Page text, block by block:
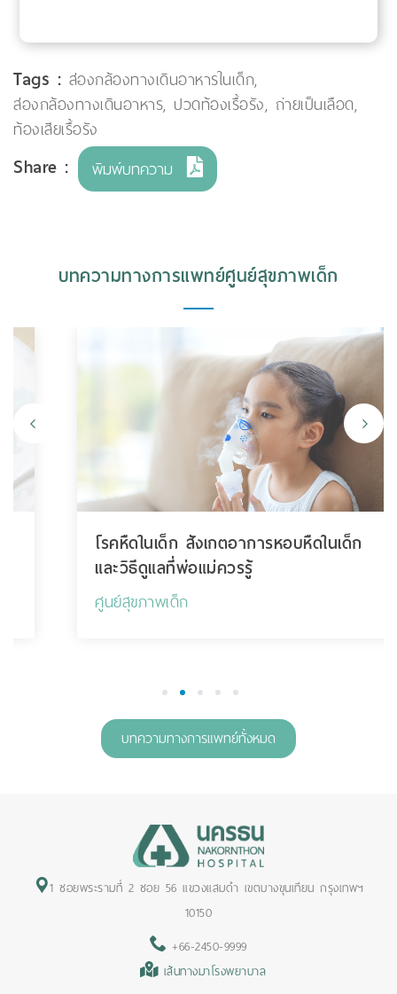
Tags : ส่องกล้องทางเดินอาหารในเด็ก,
ส่องกล้องทางเดินอาหาร, ปวดท้องเรื้อรัง, ถ่ายเป็นเลือด,
ท้องเสียเรื้อรัง
Share : พิมพ์บทความ
บทความทางการแพทย์ศูนย์สุขภาพเด็ก
โรคหืดในเด็ก สังเกตอาการหอบหืดในเด็ก
และวิธีดูแลที่พ่อแม่ควรรู้
ศูนย์สุขภาพเด็ก
1 2 3 4 5
บทความทางการแพทย์ทั้งหมด
1 ซอยพระรามที่ 2 ซอย 56 แขวงแสมดำ เขตบางขุนเทียน กรุงเทพฯ
10150
+66-2450-9999
เส้นทางมาโรงพยาบาล